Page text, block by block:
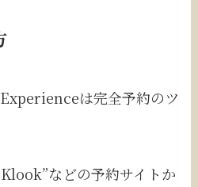
は完全予約のツ
などの予約サイトか